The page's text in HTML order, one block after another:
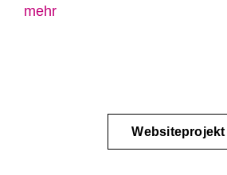
mehr
Websiteprojekt